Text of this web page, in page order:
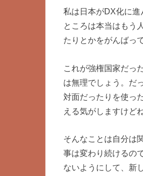
私は日本がDX化に
ところは本当はもう
たりとかをがんばっ
これが強権国家だっ
は無理でしょう。だ
対面だったりを使っ
える気がしますけどね
そんなことは自分は
事は変わり続けるの
ないようにして、新